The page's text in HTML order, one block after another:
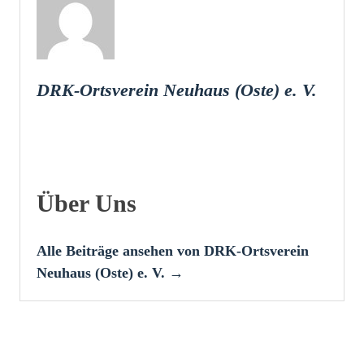
DRK-Ortsverein Neuhaus (Oste) e. V.
Über Uns
Alle Beiträge ansehen von DRK-Ortsverein
Neuhaus (Oste) e. V. →